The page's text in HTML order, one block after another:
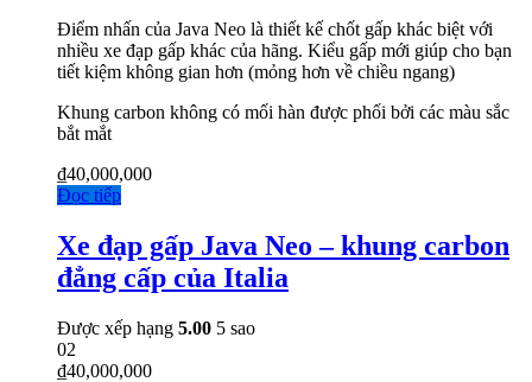
Điểm nhấn của Java Neo là thiết kế chốt gấp khác biệt với
nhiều xe đạp gấp khác của hãng. Kiểu gấp mới giúp cho bạn
tiết kiệm không gian hơn (mỏng hơn về chiều ngang)
Khung carbon không có mối hàn được phối bởi các màu sắc
bắt mắt
₫40,000,000
Đọc tiếp
Xe đạp gấp Java Neo – khung carbon
đẳng cấp của Italia
Được xếp hạng 5.00 5 sao
02
₫40,000,000